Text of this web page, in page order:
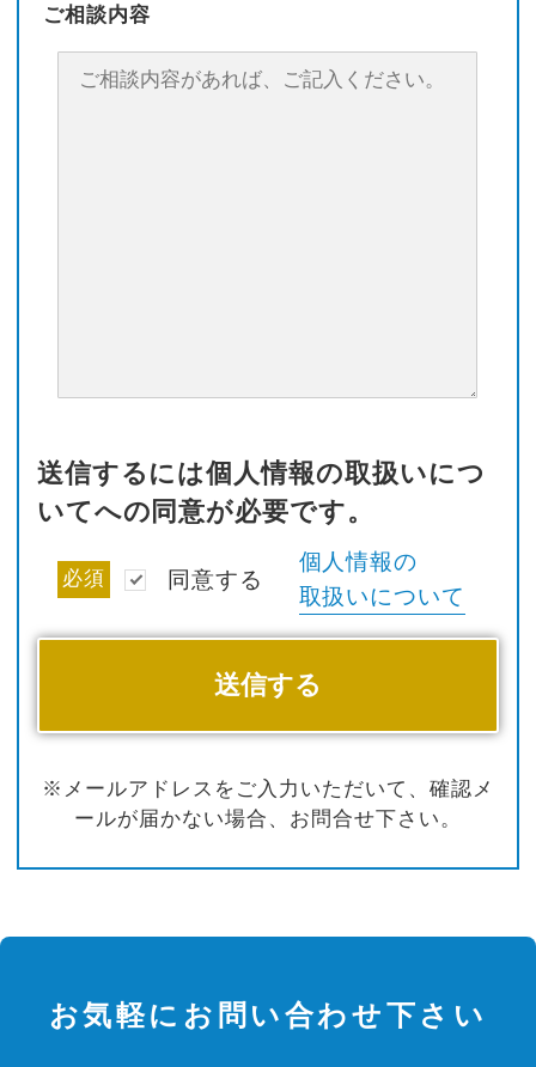
ご相談内容
送信するには個人情報の取扱いにつ
いてへの同意が必要です。
必須 同意する
個人情報の
取扱いについて
※メールアドレスをご入力いただいて、確認メ
ールが届かない場合、お問合せ下さい。
お気軽にお問い合わせ下さい